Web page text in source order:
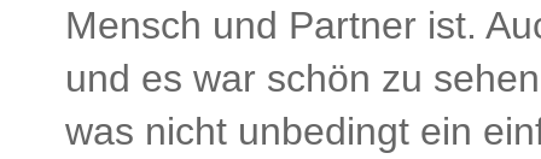
Mensch und Partner ist.
und es war schön zu
was nicht unbedingt ein